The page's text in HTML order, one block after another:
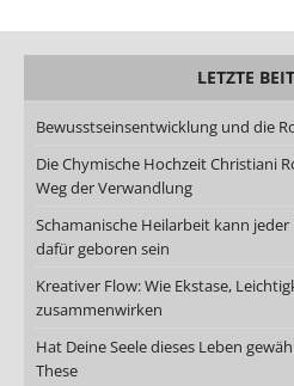
LETZTE
Bewusstseinsentwicklung und die
Die Chymische Hochzeit Christiani
Weg der Verwandlung
Schamanische Heilarbeit kann
dafür geboren sein
Kreativer Flow: Wie Ekstase,
zusammenwirken
Hat Deine Seele dieses Leben
These